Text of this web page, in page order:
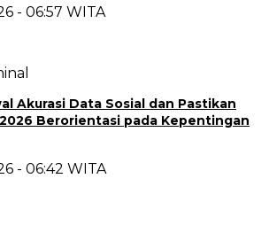
- 06:57 WITA
Akurasi Data Sosial dan Pastikan
Berorientasi pada Kepentingan
- 06:42 WITA